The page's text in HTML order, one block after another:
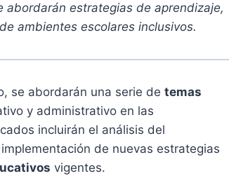
abordarán estrategias de aprendizaje,
ambientes escolares inclusivos.
se abordarán una serie de temas
y administrativo en las
incluirán el análisis del
de nuevas estrategias
vigentes.